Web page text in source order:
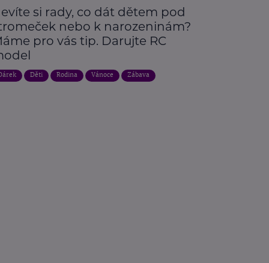
si rady, co dát dětem pod
nebo k narozeninám?
pro vás tip. Darujte RC
Děti Rodina Vánoce Zábava